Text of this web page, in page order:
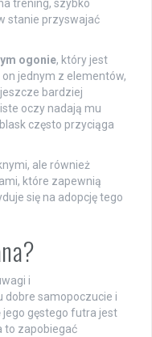
trening, szybko
stanie przyswajać
ogonie, który jest
jednym z elementów,
bardziej
oczy nadają mu
często przyciąga
ale również
które zapewnią
się na adopcję tego
i
dobre samopoczucie i
jego gęstego futra jest
to zapobiegać